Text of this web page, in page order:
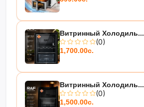
Витринный Холодиль...
(0)
1,700.00с.
Витринный Холодиль...
(0)
1,500.00с.